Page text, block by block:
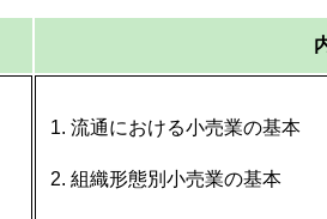
流通における小売業の基本
組織形態別小売業の基本